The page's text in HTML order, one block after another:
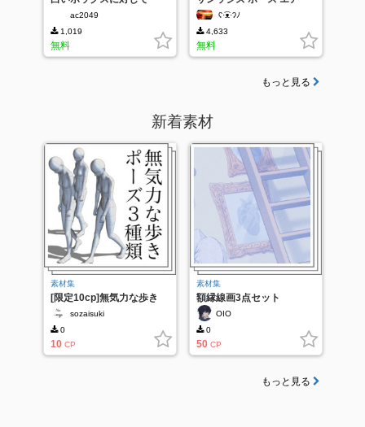
ac2049
1,019
無料
ʕ·͡ᴥ·ʔﾉ
4,633
無料
もっと見る
新着素材
素材集
[限定10cp]無気力な歩き
sozaisuki
0
10 CP
素材集
額縁線画3点セット
OIO⠀
0
50 CP
もっと見る